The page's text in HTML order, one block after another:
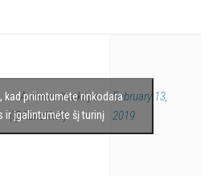
— Aurimas Kvakšys
(@AurisKvik)
February 13,
2019
kad priimtumėte rinkodara
ir įgalintumėte šį turinį